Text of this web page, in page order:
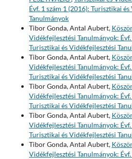
Évf. 1 szám 1 (2016): Turisztikai
Tanulmányok
Tibor Gonda, Antal Aubert,
Vidékfejlesztési Tanulmányok:
Turisztikai és Vidékfejlesztési
Tibor Gonda, Antal Aubert,
Vidékfejlesztési Tanulmányok:
Turisztikai és Vidékfejlesztési
Tibor Gonda, Antal Aubert,
Vidékfejlesztési Tanulmányok:
Turisztikai és Vidékfejlesztési
Tibor Gonda, Antal Aubert,
Vidékfejlesztési Tanulmányok:
Turisztikai és Vidékfejlesztési
Tibor Gonda, Antal Aubert,
Vidékfejlesztési Tanulmányok: